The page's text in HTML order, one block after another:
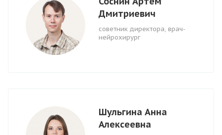
Дмитриевич
советник директора, врач-
нейрохирург
Шульгина Анна
Алексеевна